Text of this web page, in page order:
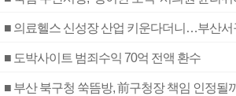
■ 의료헬스 신성장 산업 키운다더니…부산서
■ 도박사이트 범죄수익 70억 전액 환수
■ 부산 북구청 쑥뜸방, 前구청장 책임 인정될